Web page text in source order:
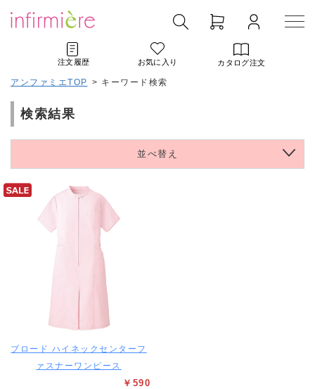
注文履歴 お気に入り カタログ注文
アンファミエTOP > キーワード検索
検索結果
並べ替え
ブロード ハイネックセンターフ
ァスナーワンピース
￥590